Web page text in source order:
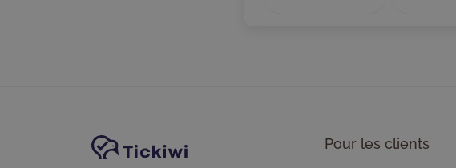
Navigation du sitePlate-forme Tickiwi Pour les clients